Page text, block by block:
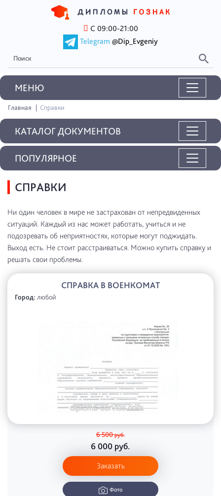
С 09:00-21:00
Telegram @Dip_Evgeniy
MEНЮ
Главная Справки
КАТАЛОГ ДОКУМЕНТОВ
СПРАВКИ
Ни один человек в мире не застрахован от непредвиденных
ситуаций. Каждый из нас может работать, учиться и не
подозревать об неприятностях, которые могут поджидать.
Выход есть. Не стоит расстраиваться. Можно купить справку и
решать свои проблемы.
СПРАВКА В ВОЕНКОМАТ
Город: любой
6 500руб.
6 000 руб.
Заказать
Фото
ПОПУЛЯРНОЕ